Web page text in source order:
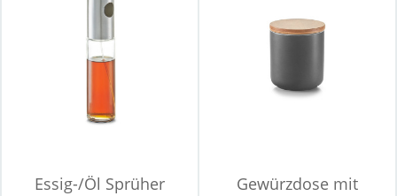
Essig-/Öl Sprüher
Gewürzdose mit